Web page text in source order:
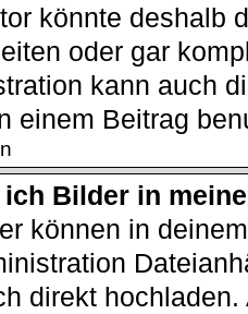
könnte deshalb
oder gar
kann auch
einem Beitrag
ich Bilder in
können in
direkt